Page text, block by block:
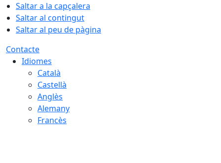
Saltar a la capçalera
Saltar al contingut
Saltar al peu de pàgina
Contacte
Idiomes
Català
Castellà
Anglès
Alemany
Francès